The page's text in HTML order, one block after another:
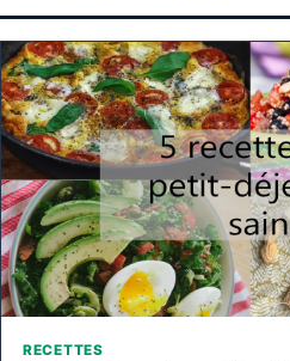
RECETTES